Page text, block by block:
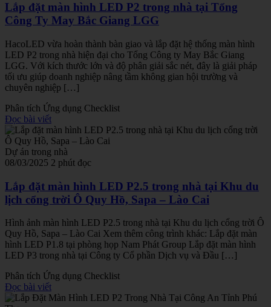
Lắp đặt màn hình LED P2 trong nhà tại Tổng
Công Ty May Bắc Giang LGG
HacoLED vừa hoàn thành bàn giao và lắp đặt hệ thống màn hình
LED P2 trong nhà hiện đại cho Tổng Công ty May Bắc Giang
LGG. Với kích thước lớn và độ phân giải sắc nét, đây là giải pháp
tối ưu giúp doanh nghiệp nâng tầm không gian hội trường và
chuyên nghiệp […]
Phân tích Ứng dụng Checklist
Đọc bài viết
Dự án trong nhà
08/03/2025 2 phút đọc
Lắp đặt màn hình LED P2.5 trong nhà tại Khu du
lịch cổng trời Ô Quy Hồ, Sapa – Lào Cai
Hình ảnh màn hình LED P2.5 trong nhà tại Khu du lịch cổng trời Ô
Quy Hồ, Sapa – Lào Cai Xem thêm công trình khác: Lắp đặt màn
hình LED P1.8 tại phòng họp Nam Phát Group Lắp đặt màn hình
LED P3 trong nhà tại Công ty Cổ phần Dịch vụ và Đầu […]
Phân tích Ứng dụng Checklist
Đọc bài viết